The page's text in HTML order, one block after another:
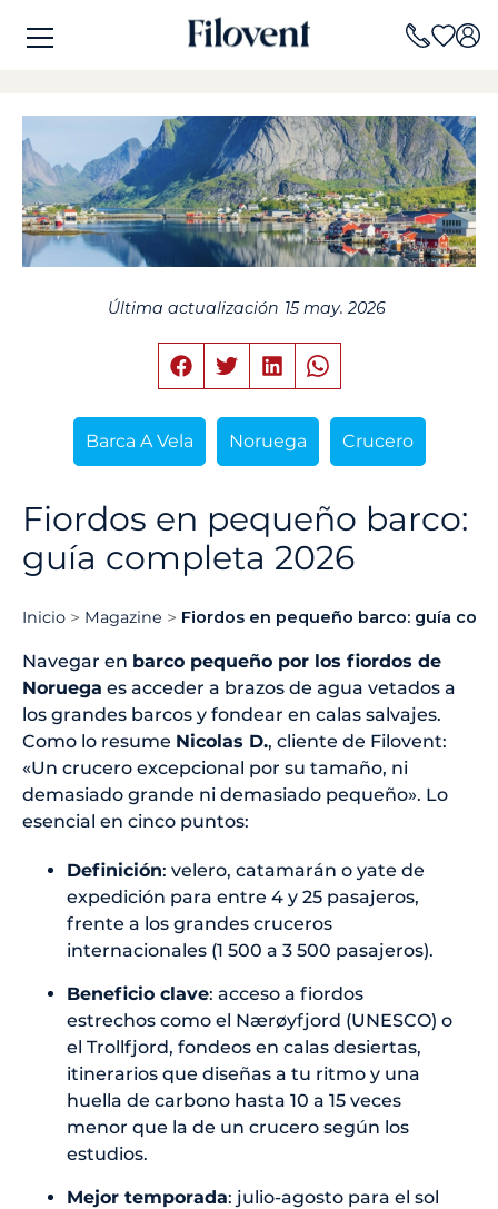
Última actualización 15 may. 2026
Barca A Vela Noruega Crucero
Fiordos en pequeño barco:
guía completa 2026
Inicio Magazine Fiordos en pequeño barco: guía
Navegar en barco pequeño por los fiordos de
Noruega es acceder a brazos de agua vetados a
los grandes barcos y fondear en calas salvajes.
Como lo resume Nicolas D., cliente de Filovent:
«Un crucero excepcional por su tamaño, ni
demasiado grande ni demasiado pequeño». Lo
esencial en cinco puntos:
Definición: velero, catamarán o yate de
expedición para entre 4 y 25 pasajeros,
frente a los grandes cruceros
internacionales (1 500 a 3 500 pasajeros).
Beneficio clave: acceso a fiordos
estrechos como el Nærøyfjord (UNESCO) o
el Trollfjord, fondeos en calas desiertas,
itinerarios que diseñas a tu ritmo y una
huella de carbono hasta 10 a 15 veces
menor que la de un crucero según los
estudios.
Mejor temporada: julio-agosto para el sol